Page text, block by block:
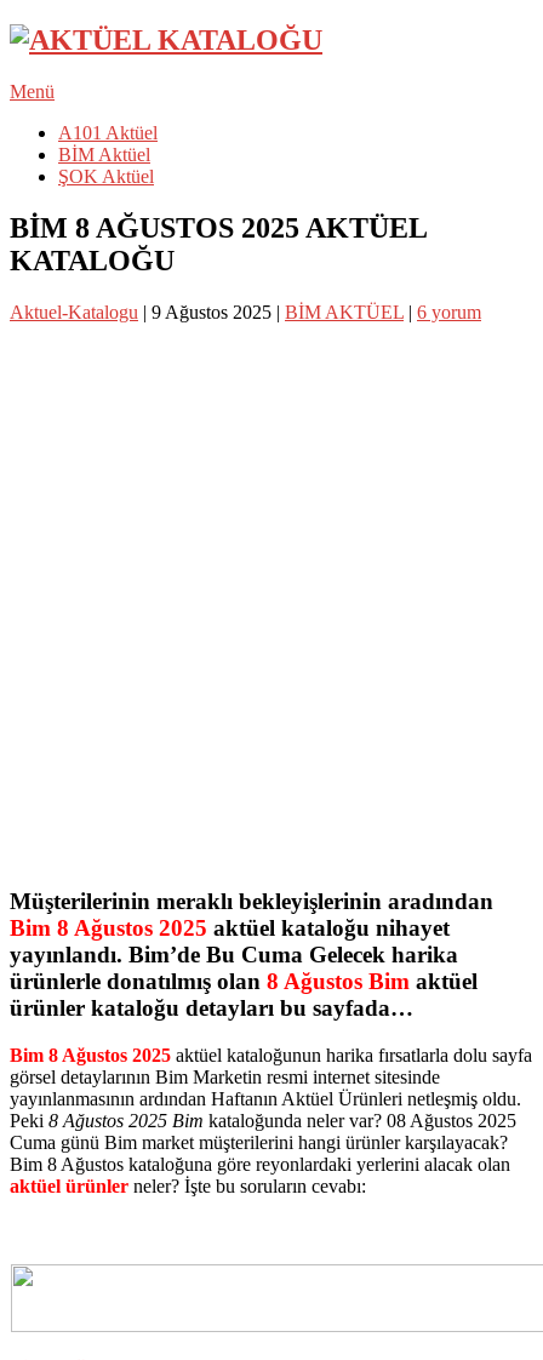
Menü
A101 Aktüel
BİM Aktüel
ŞOK Aktüel
BİM 8 AĞUSTOS 2025 AKTÜEL
KATALOĞU
Aktuel-Katalogu | 9 Ağustos 2025 | BİM AKTÜEL | 6 yorum
Müşterilerinin meraklı bekleyişlerinin aradından
Bim 8 Ağustos 2025 aktüel kataloğu nihayet
yayınlandı. Bim’de Bu Cuma Gelecek harika
ürünlerle donatılmış olan 8 Ağustos Bim aktüel
ürünler kataloğu detayları bu sayfada…
Bim 8 Ağustos 2025 aktüel kataloğunun harika fırsatlarla dolu sayfa
görsel detaylarının Bim Marketin resmi internet sitesinde
yayınlanmasının ardından Haftanın Aktüel Ürünleri netleşmiş oldu.
Peki 8 Ağustos 2025 Bim kataloğunda neler var? 08 Ağustos 2025
Cuma günü Bim market müşterilerini hangi ürünler karşılayacak?
Bim 8 Ağustos kataloğuna göre reyonlardaki yerlerini alacak olan
aktüel ürünler neler? İşte bu soruların cevabı: